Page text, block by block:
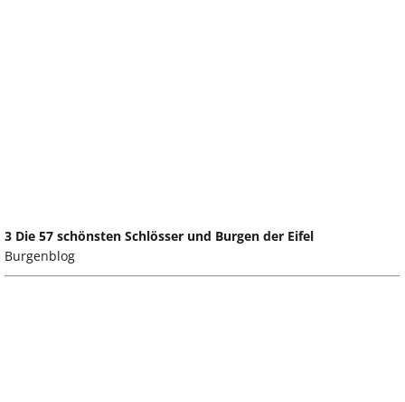
3 Die 57 schönsten Schlösser und Burgen der Eifel
Burgenblog